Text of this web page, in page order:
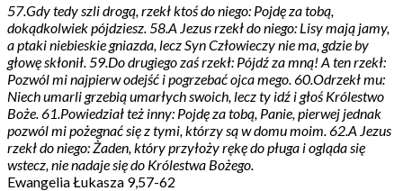
57.Gdy tedy szli drogą, rzekł ktoś do niego: Pojdę za tobą,
dokądkolwiek pójdziesz. 58.A Jezus rzekł do niego: Lisy mają jamy,
a ptaki niebieskie gniazda, lecz Syn Człowieczy nie ma, gdzie by
głowę skłonił. 59.Do drugiego zaś rzekł: Pójdź za mną! A ten rzekł:
Pozwól mi najpierw odejść i pogrzebać ojca mego. 60.Odrzekł mu:
Niech umarli grzebią umarłych swoich, lecz ty idź i głoś Królestwo
Boże. 61.Powiedział też inny: Pojdę za tobą, Panie, pierwej jednak
pozwól mi pożegnać się z tymi, którzy są w domu moim. 62.A Jezus
rzekł do niego: Żaden, który przyłoży rękę do pługa i ogląda się
wstecz, nie nadaje się do Królestwa Bożego.
Ewangelia Łukasza 9,57-62